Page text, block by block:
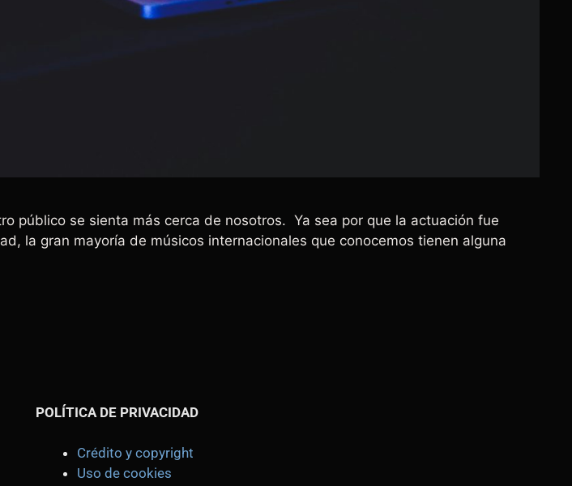
público se sienta más cerca de nosotros. Ya sea por que la actuación fue
la gran mayoría de músicos internacionales que conocemos tienen alguna
POLÍTICA DE PRIVACIDAD
Crédito y copyright
Uso de cookies